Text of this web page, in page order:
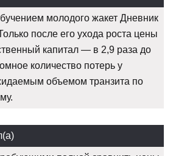
молодого жакет Дневник
после его ухода роста цены
капитал — в 2,9 раза до
количество потерь у
объемом транзита по